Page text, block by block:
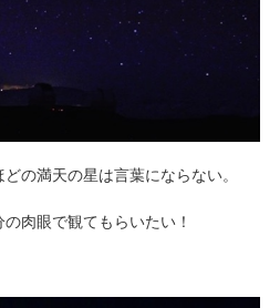
の満天の星は言葉にならない。
肉眼で観てもらいたい！